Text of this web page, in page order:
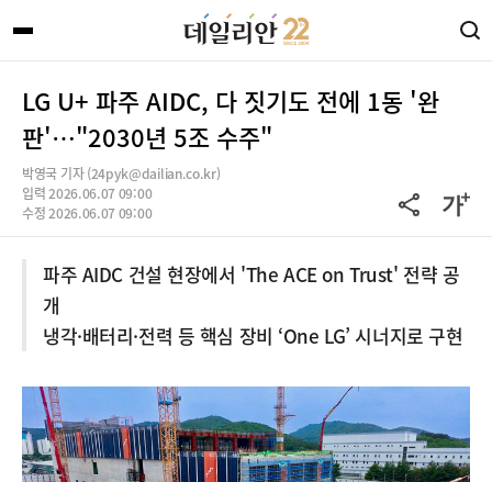
LG U+ 파주 AIDC, 다 짓기도 전에 1동 '완
판'…"2030년 5조 수주"
박영국 기자 (24pyk@dailian.co.kr)
입력 2026.06.07 09:00
수정 2026.06.07 09:00
파주 AIDC 건설 현장에서 'The ACE on Trust' 전략 공
개
냉각·배터리·전력 등 핵심 장비 ‘One LG’ 시너지로 구현